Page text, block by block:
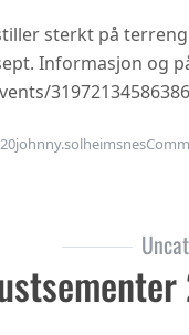
sterkt på
Informasjon og
johnny.solheimsnes